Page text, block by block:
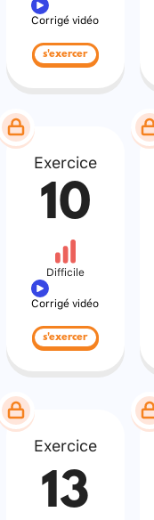
Corrigé vidéo
s'exercer
Exercice
10
Difficile
Corrigé vidéo
s'exercer
Exercice
13